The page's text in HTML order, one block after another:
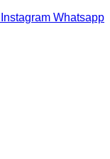
Instagram Whatsapp